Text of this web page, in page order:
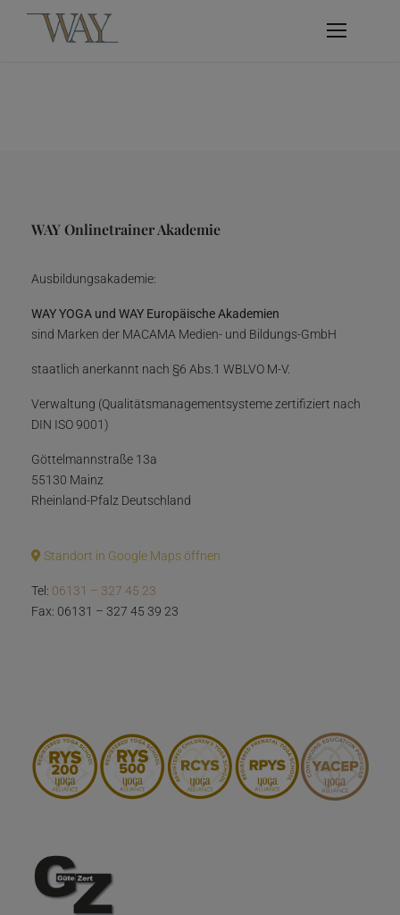
WAY Onlinetrainer Akademie
Ausbildungsakademie:
WAY YOGA und WAY Europäische Akademien
sind Marken der MACAMA Medien- und Bildungs-GmbH
staatlich anerkannt nach §6 Abs.1 WBLVO M-V.
Verwaltung (Qualitätsmanagementsysteme zertifiziert nach
DIN ISO 9001)
Göttelmannstraße 13a
55130 Mainz
Rheinland-Pfalz Deutschland
Standort in Google Maps öffnen
Tel: 06131 – 327 45 23
Fax: 06131 – 327 45 39 23